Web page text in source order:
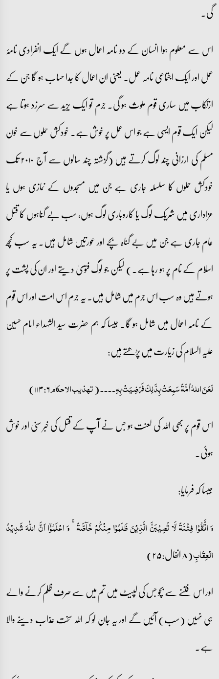
گی۔
اس سے معلوم ہوا انسان کے دو نامہ اعمال ہوں گے ایک انفرادی نامۂ
عمل اور ایک اجتماعی نامہ عمل۔ یعنی ان اعمال کا جدا حساب ہو گا جن کے
ارتکاب میں ساری قوم ملوث ہو گی۔ جرم تو ایک یزید سے سرزد ہوتا ہے
لیکن ایک قوم ایسی ہے جو اس عمل پر خوش ہے۔ خودکش حملوں سے خون
مسلم کی ارزانی چند لوگ کرتے ہیں (گزشتہ چند سالوں سے آج ۲۰۱۰ تک
خودکش حملوں کا سلسلہ جاری ہے جن میں مسجدوں کے نمازی ہوں یا
عزاداری میں شریک لوگ یا کاروباری لوگ ہوں، سب بے گناہوں کا قتل
عام جاری ہے جن میں بے گناہ بچے اور عورتیں شامل ہیں۔ یہ سب کچھ
اسلام کے نام پر ہو رہا ہے۔) لیکن جو لوگ فتویٰ دیتے اور ان کی پشت پر
ہوتے ہیں وہ سب اس جرم میں شامل ہیں۔ یہ جرم اس امت اور اس قوم
کے نامہ اعمال میں شامل ہو گا۔ جیسا کہ ہم حضرت سید الشہداء امام حسین
علیہ السلام کی زیارت میں پڑھتے ہیں:
لَعَنَ اللہُ اُمَّۃً سَمِعَتْ بِذَلِکَ فَرَضِیَتْ بِہِ۔۔۔۔(تھذیب الاحکام۶: ۱۱۳)
اس قوم پر بھی اللہ کی لعنت ہو جس نے آپ کے قتل کی خبر سنی اور خوش
ہوئی۔
جیسا کہ فرمایا:
وَ اتَّقُوۡا فِتۡنَۃً لَّا تُصِیۡبَنَّ الَّذِیۡنَ ظَلَمُوۡا مِنۡکُمۡ خَآصَّۃً ۚ وَ اعۡلَمُوۡۤا اَنَّ اللّٰہَ شَدِیۡدُ
الۡعِقَابِ(۸ انفال:۲۵)
اور اس فتنے سے بچو جس کی لپیٹ میں تم میں سے صرف ظلم کرنے والے
ہی نہیں (سب) آئیں گے اور یہ جان لو کہ اللہ سخت عذاب دینے والا
ہے۔